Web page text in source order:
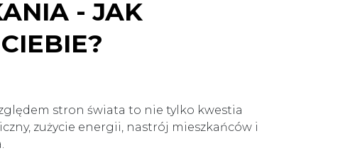
- JAK
stron świata to nie tylko kwestia
zużycie energii, nastrój mieszkańców i